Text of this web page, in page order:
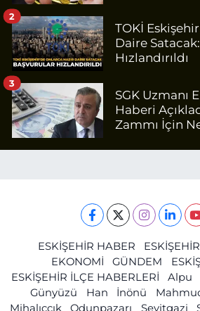
TOKİ
Daire
Hızlandırıldı
2
SGK Uzmanı
Haberi
Zammı İçin
3
ESKİŞEHİR HABER
EKONOMİ
GÜNDEM
ESKİŞEHİR İLÇE HABERLERİ
Alpu
Günyüzü
Han İnönü
Mihalıççık
Odunpazarı Seyitgazi